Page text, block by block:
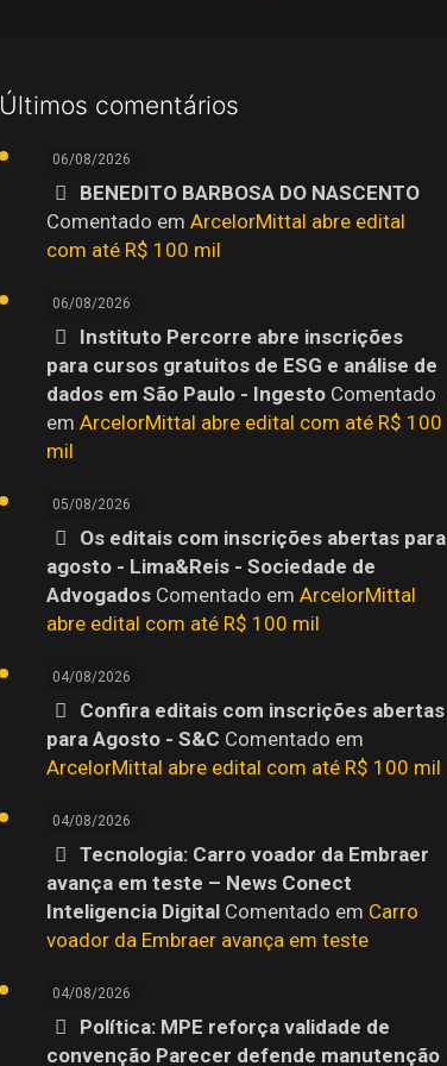
Últimos comentários
06/08/2026
BENEDITO BARBOSA DO NASCENTO
Comentado em ArcelorMittal abre edital
com até R$ 100 mil
06/08/2026
Instituto Percorre abre inscrições
para cursos gratuitos de ESG e análise de
dados em São Paulo - IngestoComentado
em ArcelorMittal abre edital com até R$ 100
mil
05/08/2026
Os editais com inscrições abertas para
agosto - Lima&Reis - Sociedade de
AdvogadosComentado em ArcelorMittal
abre edital com até R$ 100 mil
04/08/2026
Confira editais com inscrições abertas
para Agosto - S&C Comentado em
ArcelorMittal abre edital com até R$ 100 mil
04/08/2026
Tecnologia: Carro voador da Embraer
avança em teste – News Conect
Inteligencia DigitalComentado em Carro
voador da Embraer avança em teste
04/08/2026
Política: MPE reforça validade de
convenção Parecer defende manutenção